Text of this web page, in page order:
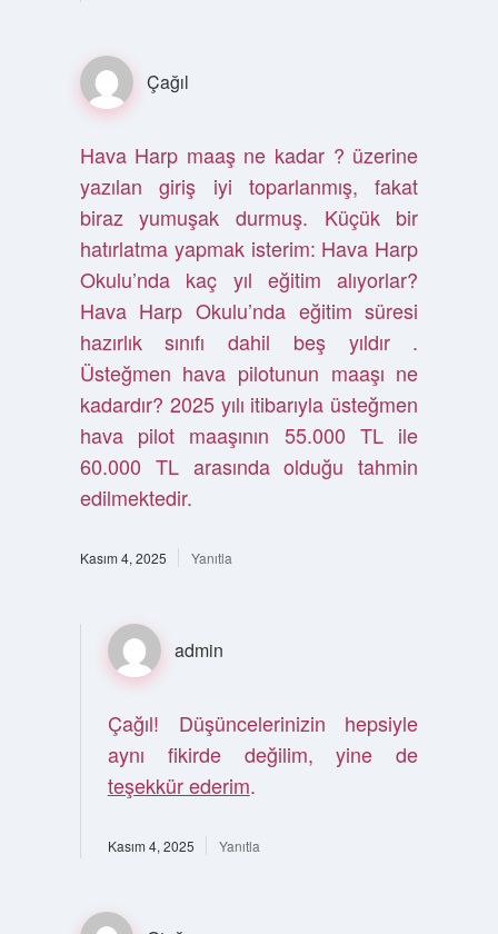
Çağıl
Hava Harp maaş ne kadar ? üzerine
yazılan giriş iyi toparlanmış, fakat
biraz yumuşak durmuş. Küçük bir
hatırlatma yapmak isterim: Hava Harp
Okulu’nda kaç yıl eğitim alıyorlar?
Hava Harp Okulu’nda eğitim süresi
hazırlık sınıfı dahil beş yıldır .
Üsteğmen hava pilotunun maaşı ne
kadardır? 2025 yılı itibarıyla üsteğmen
hava pilot maaşının 55.000 TL ile
60.000 TL arasında olduğu tahmin
edilmektedir.
Kasım 4, 2025 Yanıtla
admin
Çağıl! Düşüncelerinizin hepsiyle
aynı fikirde değilim, yine de
teşekkür ederim.
Kasım 4, 2025 Yanıtla